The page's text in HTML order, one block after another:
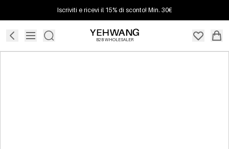
Iscriviti e ricevi il 15% di sconto! Min. 30€
B2B WHOLESALER